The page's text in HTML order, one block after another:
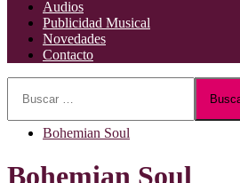
Audios
Publicidad Musical
Novedades
Contacto
Bohemian Soul
Bohemian Soul